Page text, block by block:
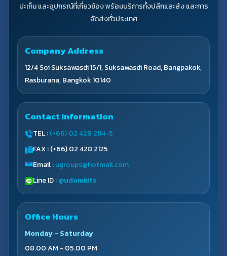
ปะเก็น และอุปกรณ์ที่เกี่ยวข้อง พร้อมบริการทั้งปลีกและส่ง และการ
จัดส่งทั่วประเทศ
Company Address
12/4 Soi Suksawasdi 15/1, Suksawasdi Road, Bangpakok,
Rasburana, Bangkok 10140
Contact Information
TEL :(+66) 02 428 2114-5
FAX : (+66) 02 428 2125
Email :ugroups@hotmail.com
Line ID :@udomkits
Office Hours
Monday - Saturday
08.00 AM - 05.00 PM